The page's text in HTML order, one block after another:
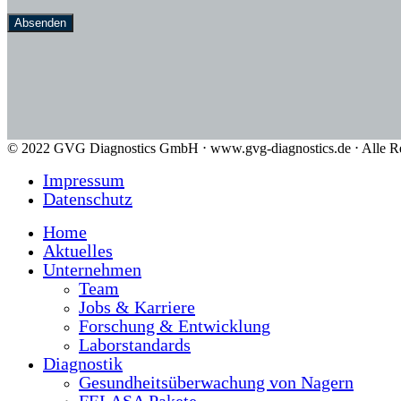
Absenden
© 2022 GVG Diagnostics GmbH ⋅ www.gvg-diagnostics.de ⋅ Alle
Impressum
Datenschutz
Home
Aktuelles
Unternehmen
Team
Jobs & Karriere
Forschung & Entwicklung
Laborstandards
Diagnostik
Gesundheitsüberwachung von Nagern